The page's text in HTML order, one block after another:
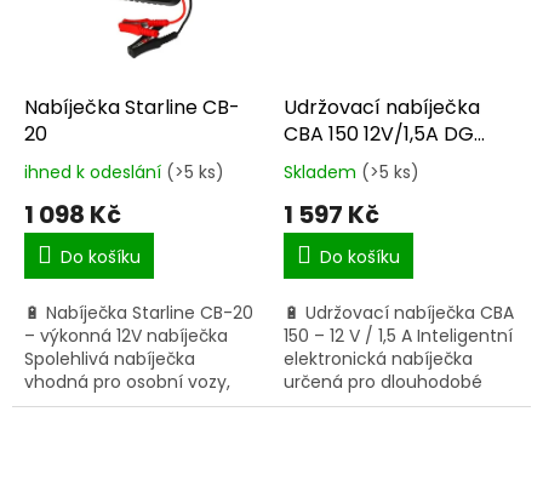
Nabíječka Starline CB-
20
Průměrné
hodnocení
produktu
5,0
5
hvězdiček.
ihned k odeslání (>5 ks)
1 098 Kč
Do košíku
🔋 Nabíječka Starline CB-20
– výkonná 12V nabíječka
Spolehlivá nabíječka
vhodná pro osobní vozy,
dodávky i větší autobaterie.
Udržovací nabíječka
CBA 150 12V/1,5A DG
AKNAB01
Průměrné
hodnocení
produktu
5,0
5
hvězdiček.
Skladem (>5 ks)
1 597 Kč
Do košíku
🔋 Udržovací nabíječka CBA
150 – 12 V / 1,5 A Inteligentní
elektronická nabíječka
určená pro dlouhodobé
udržování baterie v